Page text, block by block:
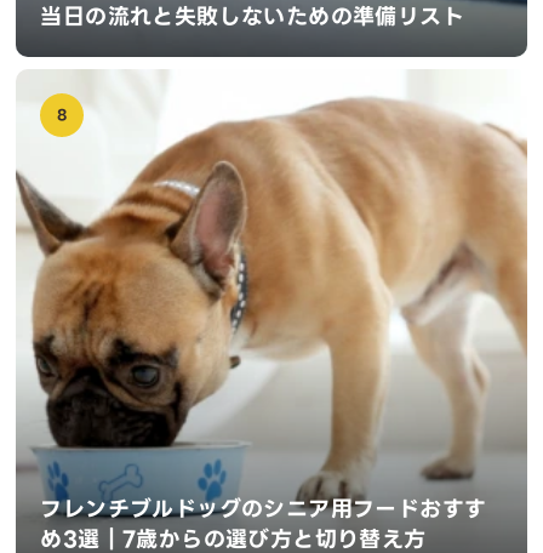
当日の流れと失敗しないための準備リスト
8
フレンチブルドッグのシニア用フードおすす
め3選｜7歳からの選び方と切り替え方